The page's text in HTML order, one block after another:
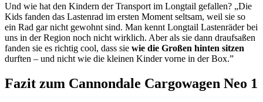
Und wie hat den Kindern der Transport im Longtail gefallen? „Die
Kids fanden das Lastenrad im ersten Moment seltsam, weil sie so
ein Rad gar nicht gewohnt sind. Man kennt Longtail Lastenräder bei
uns in der Region noch nicht wirklich. Aber als sie dann draufsaßen
fanden sie es richtig cool, dass sie wie die Großen hinten sitzen
durften – und nicht wie die kleinen Kinder vorne in der Box.”
Fazit zum Cannondale Cargowagen Neo 1